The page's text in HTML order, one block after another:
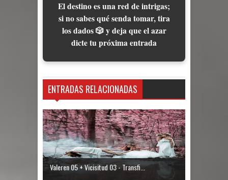
El destino es una red de intrigas;
si no sabes qué senda tomar, tira
los dados 🎲 y deja que el azar
dicte tu próxima entrada
ENTRADAS RELACIONADAS
Valeren 05 + Vicisitud 03 - Transfi...